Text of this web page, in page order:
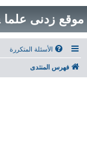
موقع زدنى علما zdny3lma
الأسئلة المتكررة
فهرس المنتدى